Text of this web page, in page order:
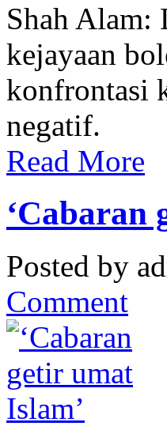
Shah Alam:
kejayaan
konfrontasi
negatif.
Read More
‘Cabaran
Posted by
Comment